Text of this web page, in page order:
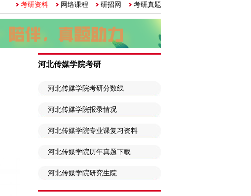
考研资料 网络课程 研招网 考研真题
河北传媒学院考研
河北传媒学院考研分数线
河北传媒学院报录情况
河北传媒学院专业课复习资料
河北传媒学院历年真题下载
河北传媒学院研究生院